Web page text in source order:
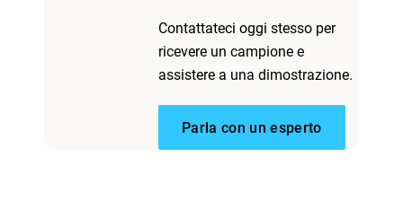
Contattateci oggi stesso per
ricevere un campione e
assistere a una dimostrazione.
Parla con un esperto